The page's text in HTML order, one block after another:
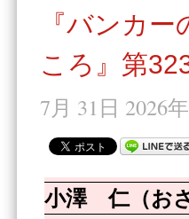
『バンカ
ころ』第
7月 31日 2026年
小澤 仁（お